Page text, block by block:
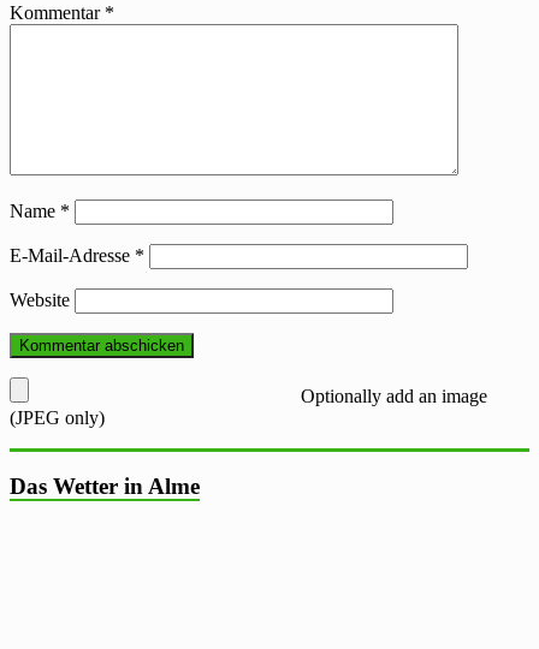
Kommentar *
Name *
E-Mail-Adresse *
Website
Optionally add an image
(JPEG only)
Das Wetter in Alme